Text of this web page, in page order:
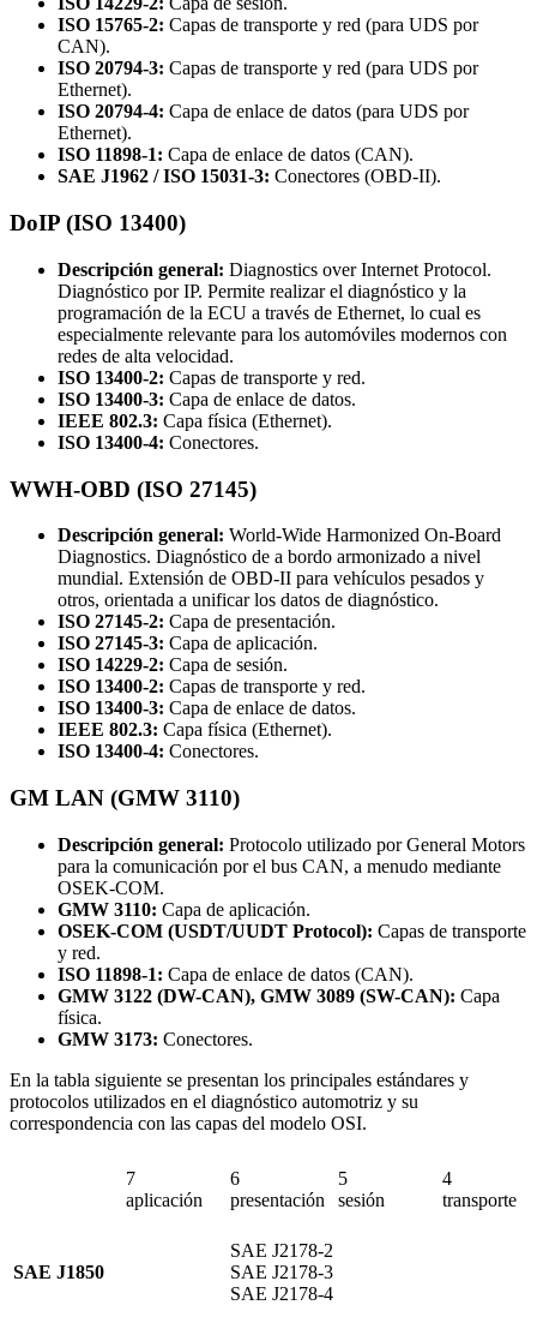
ISO 15765-2: Capas de transporte y red (para UDS por
CAN).
ISO 20794-3: Capas de transporte y red (para UDS por
Ethernet).
ISO 20794-4: Capa de enlace de datos (para UDS por
Ethernet).
ISO 11898-1: Capa de enlace de datos (CAN).
SAE J1962 / ISO 15031-3: Conectores (OBD-II).
DoIP (ISO 13400)
Descripción general: Diagnostics over Internet Protocol.
Diagnóstico por IP. Permite realizar el diagnóstico y la
programación de la ECU a través de Ethernet, lo cual es
especialmente relevante para los automóviles modernos con
redes de alta velocidad.
ISO 13400-2: Capas de transporte y red.
ISO 13400-3: Capa de enlace de datos.
IEEE 802.3: Capa física (Ethernet).
ISO 13400-4: Conectores.
WWH-OBD (ISO 27145)
Descripción general: World-Wide Harmonized On-Board
Diagnostics. Diagnóstico de a bordo armonizado a nivel
mundial. Extensión de OBD-II para vehículos pesados y
otros, orientada a unificar los datos de diagnóstico.
ISO 27145-2: Capa de presentación.
ISO 27145-3: Capa de aplicación.
ISO 14229-2: Capa de sesión.
ISO 13400-2: Capas de transporte y red.
ISO 13400-3: Capa de enlace de datos.
IEEE 802.3: Capa física (Ethernet).
ISO 13400-4: Conectores.
GM LAN (GMW 3110)
Descripción general: Protocolo utilizado por General Motors
para la comunicación por el bus CAN, a menudo mediante
OSEK-COM.
GMW 3110: Capa de aplicación.
OSEK-COM (USDT/UUDT Protocol): Capas de transporte
y red.
ISO 11898-1: Capa de enlace de datos (CAN).
GMW 3122 (DW-CAN), GMW 3089 (SW-CAN): Capa
física.
GMW 3173: Conectores.
En la tabla siguiente se presentan los principales estándares y
protocolos utilizados en el diagnóstico automotriz y su
correspondencia con las capas del modelo OSI.
7
aplicación
6
presentación
5
sesión
4
transporte
SAE J1850
SAE J2178‑2
SAE J2178‑3
SAE J2178‑4